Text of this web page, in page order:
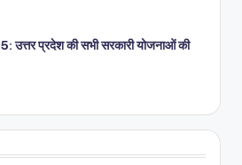
प्रदेश की सभी सरकारी योजनाओं की